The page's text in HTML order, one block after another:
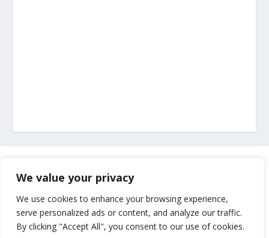
We value your privacy
We use cookies to enhance your browsing experience,
serve personalized ads or content, and analyze our traffic.
By clicking "Accept All", you consent to our use of cookies.
Impressum
Uvjeti korištenja